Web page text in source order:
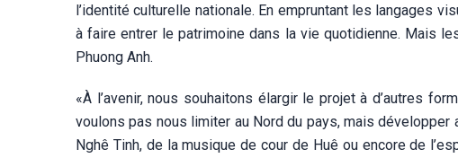
l’identité culturelle nationale. En empruntant les langages
à faire entrer le patrimoine dans la vie quotidienne. Mais
Phuong Anh.
«À l’avenir, nous souhaitons élargir le projet à d’autres
voulons pas nous limiter au Nord du pays, mais
Nghê Tinh, de la musique de cour de Huê ou encore de